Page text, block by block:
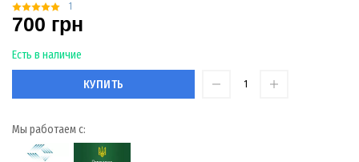
1
700 грн
Есть в наличие
КУПИТЬ
Мы работаем с: